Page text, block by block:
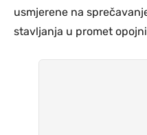
usmjerene na
stavljanja u promet